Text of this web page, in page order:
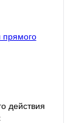
действия